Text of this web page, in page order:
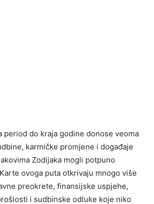
period do kraja godine donose veoma
karmičke promjene i događaje
Zodijaka mogli potpuno
ovoga puta otkrivaju mnogo više
preokrete, finansijske uspjehe,
i sudbinske odluke koje niko